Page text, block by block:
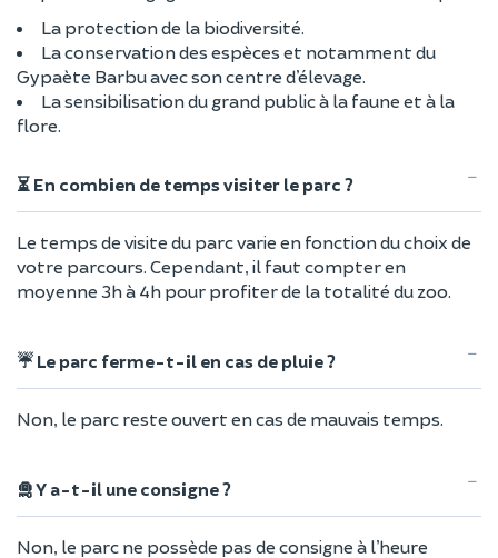
La protection de la biodiversité.
La conservation des espèces et notamment du
Gypaète Barbu avec son centre d’élevage.
La sensibilisation du grand public à la faune et à la
flore.
⏳ En combien de temps visiter le parc ?
Le temps de visite du parc varie en fonction du choix de
votre parcours. Cependant, il faut compter en
moyenne 3h à 4h pour profiter de la totalité du zoo.
☔ Le parc ferme-t-il en cas de pluie ?
Non, le parc reste ouvert en cas de mauvais temps.
🛅 Y a-t-il une consigne ?
Non, le parc ne possède pas de consigne à l’heure